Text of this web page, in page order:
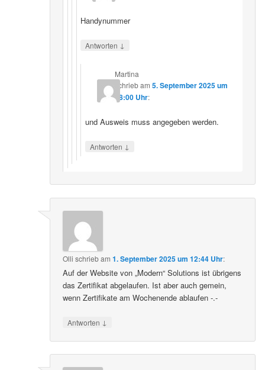
Handynummer
Antworten ↓
Martina
schriebam 5. September 2025 um
18:00 Uhr:
und Ausweis muss angegeben werden.
Antworten ↓
Olli schriebam1. September 2025 um 12:44 Uhr:
Auf der Website von „Modern“ Solutions ist übrigens
das Zertifikat abgelaufen. Ist aber auch gemein,
wenn Zertifikate am Wochenende ablaufen -.-
Antworten ↓